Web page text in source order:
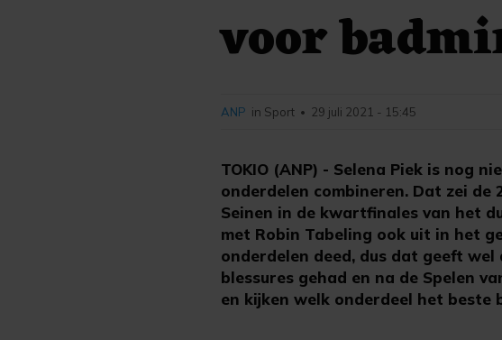
voor
TOKIO (ANP) - Selena Piek is nog
onderdelen combineren. Dat zei
Seinen in de kwartfinales van het
met Robin Tabeling ook uit in het
onderdelen deed, dus dat geeft
blessures gehad en na de Spelen
en kijken welk onderdeel het beste
ANP in Sport • 29 juli 2021 - 15:45